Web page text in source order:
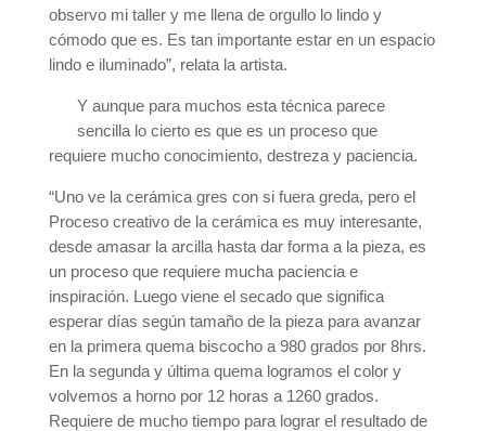
observo mi taller y me llena de orgullo lo lindo y
cómodo que es. Es tan importante estar en un espacio
lindo e iluminado”, relata la artista.
Y aunque para muchos esta técnica parece
sencilla lo cierto es que es un proceso que
requiere mucho conocimiento, destreza y paciencia.
“Uno ve la cerámica gres con si fuera greda, pero el
Proceso creativo de la cerámica es muy interesante,
desde amasar la arcilla hasta dar forma a la pieza, es
un proceso que requiere mucha paciencia e
inspiración. Luego viene el secado que significa
esperar días según tamaño de la pieza para avanzar
en la primera quema biscocho a 980 grados por 8hrs.
En la segunda y última quema logramos el color y
volvemos a horno por 12 horas a 1260 grados.
Requiere de mucho tiempo para lograr el resultado de